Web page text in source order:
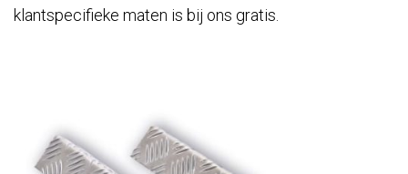
klantspecifieke maten is bij ons gratis.